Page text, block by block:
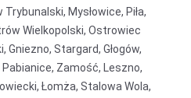
Mysłowice, Piła,
Wielkopolski, Ostrowiec
Gniezno, Stargard, Głogów,
Zamość, Leszno,
Łomża, Stalowa Wola,